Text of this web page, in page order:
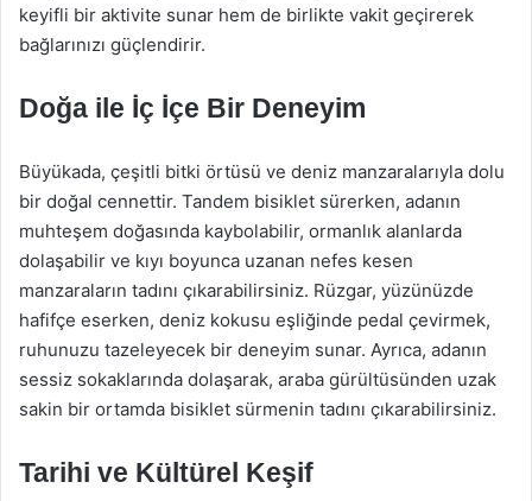
keyifli bir aktivite sunar hem de birlikte vakit geçirerek
bağlarınızı güçlendirir.
Doğa ile İç İçe Bir Deneyim
Büyükada, çeşitli bitki örtüsü ve deniz manzaralarıyla dolu
bir doğal cennettir. Tandem bisiklet sürerken, adanın
muhteşem doğasında kaybolabilir, ormanlık alanlarda
dolaşabilir ve kıyı boyunca uzanan nefes kesen
manzaraların tadını çıkarabilirsiniz. Rüzgar, yüzünüzde
hafifçe eserken, deniz kokusu eşliğinde pedal çevirmek,
ruhunuzu tazeleyecek bir deneyim sunar. Ayrıca, adanın
sessiz sokaklarında dolaşarak, araba gürültüsünden uzak
sakin bir ortamda bisiklet sürmenin tadını çıkarabilirsiniz.
Tarihi ve Kültürel Keşif